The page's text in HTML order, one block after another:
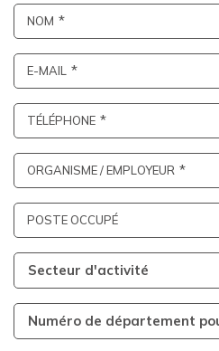
NOM
E-MAIL
TÉLÉPHONE
ORGANISME / EMPLOYEUR
POSTE OCCUPÉ
Secteur d'activité
Numéro de département